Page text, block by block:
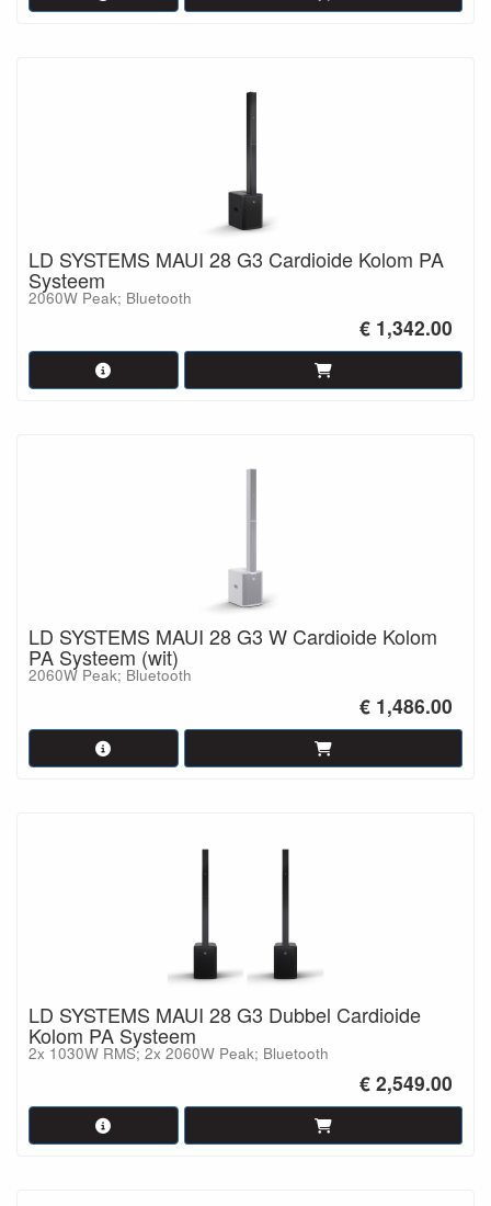
LD SYSTEMS MAUI 28 G3 Cardioide Kolom PA
Systeem
2060W Peak; Bluetooth
€ 1,342.00
LD SYSTEMS MAUI 28 G3 W Cardioide Kolom
PA Systeem (wit)
2060W Peak; Bluetooth
€ 1,486.00
LD SYSTEMS MAUI 28 G3 Dubbel Cardioide
Kolom PA Systeem
2x 1030W RMS; 2x 2060W Peak; Bluetooth
€ 2,549.00